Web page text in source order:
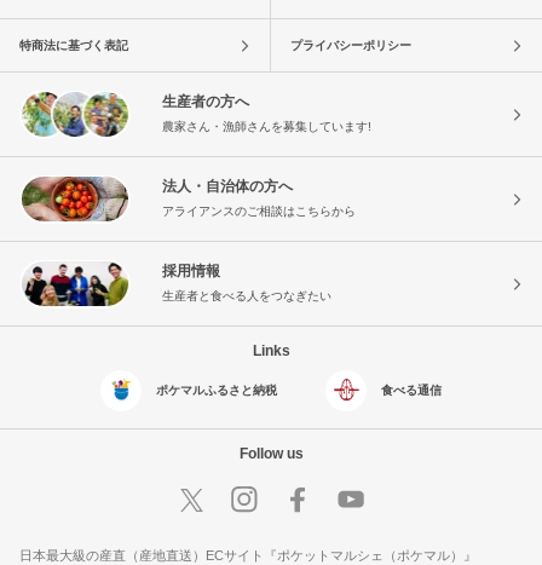
特商法に基づく表記 プライバシーポリシー
生産者の方へ
農家さん・漁師さんを募集しています!
法人・自治体の方へ
アライアンスのご相談はこちらから
採用情報
生産者と食べる人をつなぎたい
Links
ポケマルふるさと納税 食べる通信
Follow us
日本最大級の産直（産地直送）ECサイト『ポケットマルシェ（ポケマル）』